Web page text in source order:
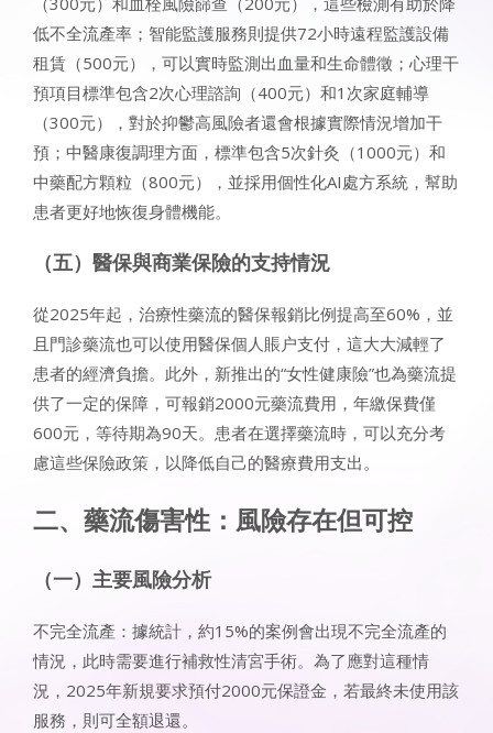
低不全流產率；智能監護服務則提供72小時遠程監護設備
租賃（500元），可以實時監測出血量和生命體徵；心理干
預項目標準包含2次心理諮詢（400元）和1次家庭輔導
（300元），對於抑鬱高風險者還會根據實際情況增加干
預；中醫康復調理方面，標準包含5次針灸（1000元）和
中藥配方顆粒（800元），並採用個性化AI處方系統，幫助
患者更好地恢復身體機能。
（五）醫保與商業保險的支持情況
從2025年起，治療性藥流的醫保報銷比例提高至60%，並
且門診藥流也可以使用醫保個人賬户支付，這大大減輕了
患者的經濟負擔。此外，新推出的“女性健康險”也為藥流提
供了一定的保障，可報銷2000元藥流費用，年繳保費僅
600元，等待期為90天。患者在選擇藥流時，可以充分考
慮這些保險政策，以降低自己的醫療費用支出。
二、藥流傷害性：風險存在但可控
（一）主要風險分析
不完全流產：據統計，約15%的案例會出現不完全流產的
情況，此時需要進行補救性清宮手術。為了應對這種情
況，2025年新規要求預付2000元保證金，若最終未使用該
服務，則可全額退還。